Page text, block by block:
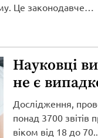
Це законодавче
Науковці
не є
Дослідження,
понад 3700 звітів
віком від 18 до 70...